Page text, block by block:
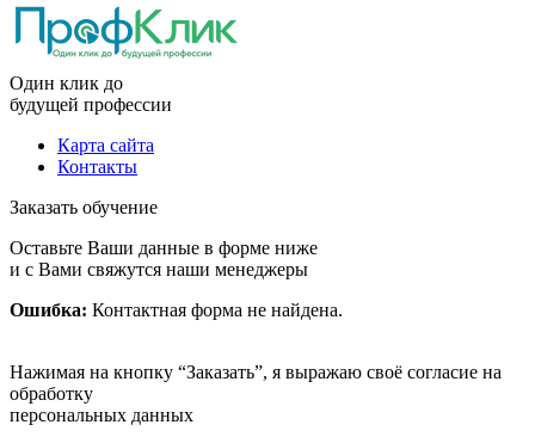
Один клик до
будущей профессии
Карта сайта
Контакты
Заказать обучение
Оставьте Ваши данные в форме ниже
и с Вами свяжутся наши менеджеры
Ошибка: Контактная форма не найдена.
Нажимая на кнопку “Заказать”, я выражаю своё согласие на
обработку
персональных данных